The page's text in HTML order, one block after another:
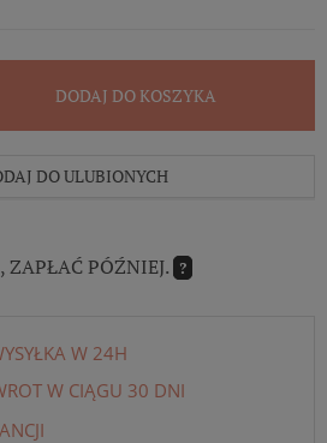
DODAJ DO KOSZYKA
DO ULUBIONYCH
ZAPŁAĆ PÓŹNIEJ. ?
W 24H
W CIĄGU 30 DNI